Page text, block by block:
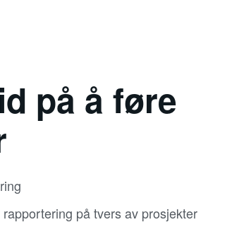
på å føre
på tvers av prosjekter